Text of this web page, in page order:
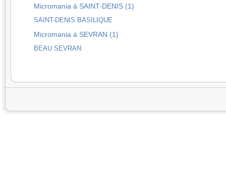
Micromania à SAINT-DENIS (1)
SAINT-DENIS BASILIQUE
Micromania à SEVRAN (1)
BEAU SEVRAN